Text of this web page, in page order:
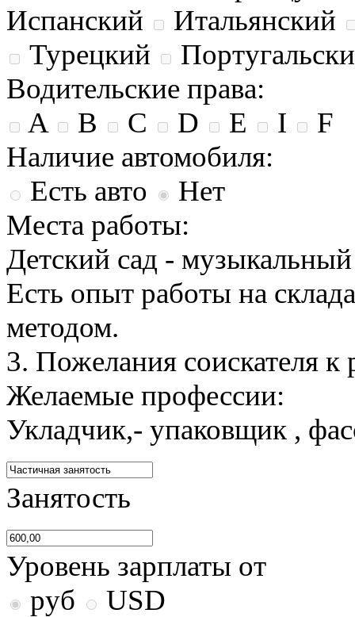
Испанский
Итальянский
Турецкий
Водительские права:
A
B C D E I
F
Наличие автомобиля:
Есть авто
Нет
Места работы:
Детский сад -
Есть опыт работы на
методом.
3. Пожелания соискателя к
Желаемые профессии:
Укладчик,- упаковщик ,
Занятость
Уровень зарплаты от
руб
USD